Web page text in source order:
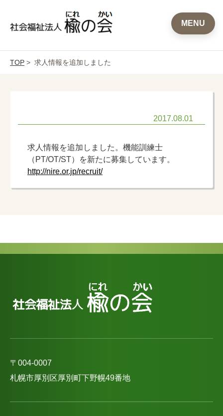
MENU
TOP > 求人情報を追加しました
2017.08.01
求人情報を追加しました。機能訓練士
（PT/OT/ST）を新たに募集しています。
http://nire.or.jp/recruit/
〒004-0007
札幌市厚別区厚別町下野幌49番地